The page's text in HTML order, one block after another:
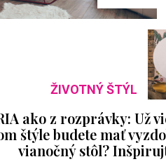
ŽIVOTNÝ ŠTÝL
ako z rozprávky: Už
štýle budete mať
vianočný stôl?